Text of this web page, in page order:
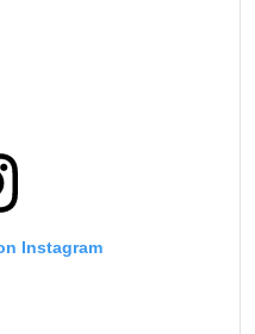
Instagram